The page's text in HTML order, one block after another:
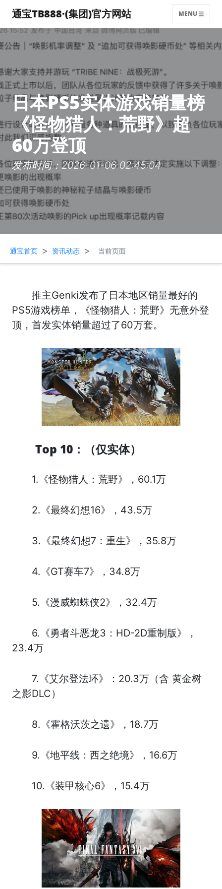
通宝TB888·(集团)官方网站 MENU
日本PS5实体游戏销量榜
《怪物猎人：荒野》超
60万登顶
发布时间：2026-01-06 02:45:04
通宝首页 > 资讯动态 > 当前页面
推主Genki发布了日本地区销量最好的
PS5游戏榜单，《怪物猎人：荒野》无意外登
顶，首发实体销量超过了60万套。
Top 10：（仅实体）
1.《怪物猎人：荒野》，60.1万
2.《最终幻想16》，43.5万
3.《最终幻想7：重生》，35.8万
4.《GT赛车7》，34.8万
5.《漫威蜘蛛侠2》，32.4万
6.《勇者斗恶龙3：HD-2D重制版》，
23.4万
7.《艾尔登法环》：20.3万（含 黄金树
之影DLC）
8.《霍格沃茨之遗》，18.7万
9.《地平线：西之绝境》，16.6万
10.《装甲核心6》，15.4万